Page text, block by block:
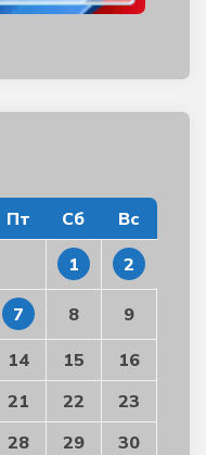
Пт Сб Вс
1 2
7 8 9
14 15
16
21 22
23
28 29
30